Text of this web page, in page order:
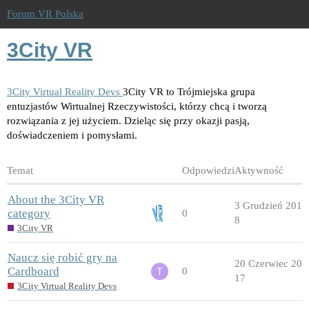
Forum VR Polska
3City VR
3City Virtual Reality Devs 3City VR to Trójmiejska grupa
entuzjastów Wirtualnej Rzeczywistości, którzy chcą i tworzą
rozwiązania z jej użyciem. Dzieląc się przy okazji pasją,
doświadczeniem i pomysłami.
Temat OdpowiedziAktywność
About the 3City VR
category
3City VR
0
3 Grudzień 201
8
Naucz się robić gry na
Cardboard
3City Virtual Reality Devs
0
20 Czerwiec 20
17